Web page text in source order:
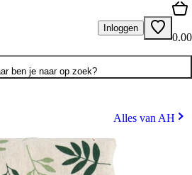
Inloggen
0.00
ben je naar op zoek?
Alles van AH